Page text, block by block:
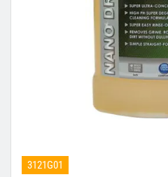
3121G01